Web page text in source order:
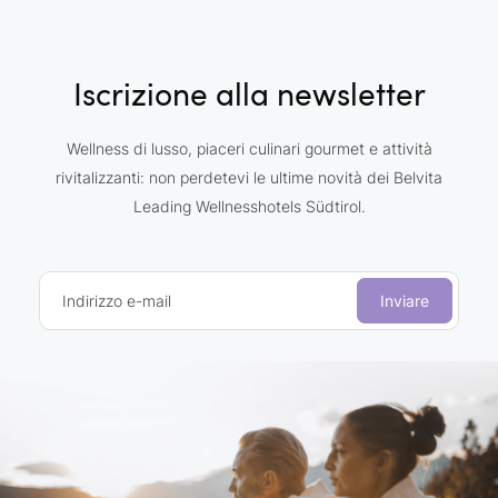
Iscrizione alla newsletter
Wellness di lusso, piaceri culinari gourmet e attività
rivitalizzanti: non perdetevi le ultime novità dei Belvita
Leading Wellnesshotels Südtirol.
Indirizzo e-mail Inviare